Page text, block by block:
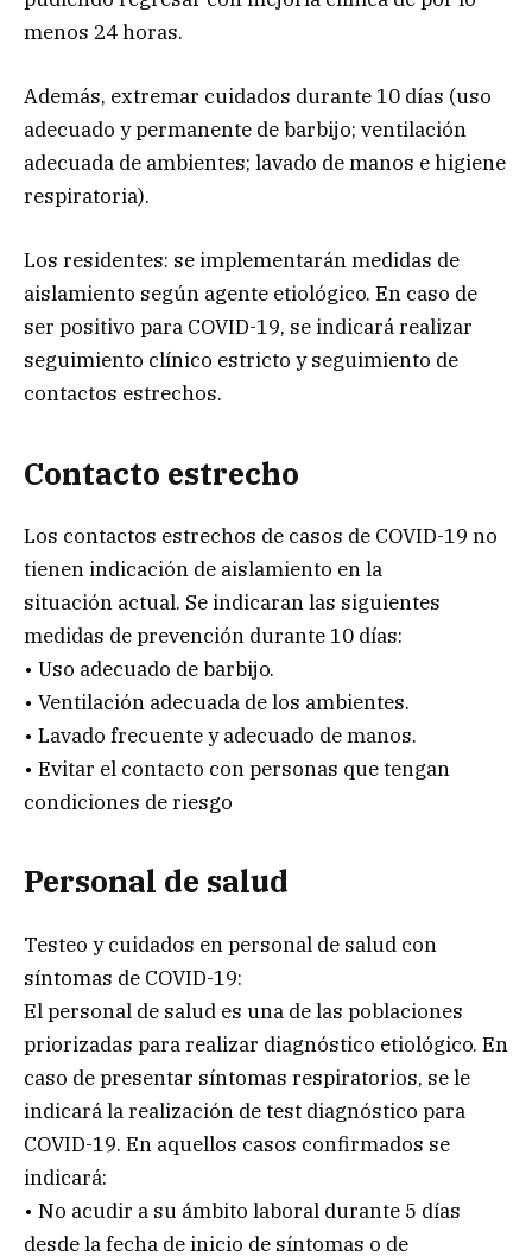
menos 24 horas.
Además, extremar cuidados durante 10 días (uso
adecuado y permanente de barbijo; ventilación
adecuada de ambientes; lavado de manos e higiene
respiratoria).
Los residentes: se implementarán medidas de
aislamiento según agente etiológico. En caso de
ser positivo para COVID-19, se indicará realizar
seguimiento clínico estricto y seguimiento de
contactos estrechos.
Contacto estrecho
Los contactos estrechos de casos de COVID-19 no
tienen indicación de aislamiento en la
situación actual. Se indicaran las siguientes
medidas de prevención durante 10 días:
• Uso adecuado de barbijo.
• Ventilación adecuada de los ambientes.
• Lavado frecuente y adecuado de manos.
• Evitar el contacto con personas que tengan
condiciones de riesgo
Personal de salud
Testeo y cuidados en personal de salud con
síntomas de COVID-19:
El personal de salud es una de las poblaciones
priorizadas para realizar diagnóstico etiológico. En
caso de presentar síntomas respiratorios, se le
indicará la realización de test diagnóstico para
COVID-19. En aquellos casos confirmados se
indicará:
• No acudir a su ámbito laboral durante 5 días
desde la fecha de inicio de síntomas o de